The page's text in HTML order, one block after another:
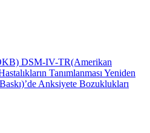
DSM-IV-TR(Amerikan
Tanımlanması Yeniden
Anksiyete Bozuklukları